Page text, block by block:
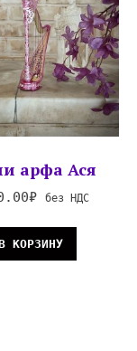
арфа Ася
₽ без НДС
КОРЗИНУ